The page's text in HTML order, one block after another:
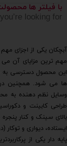
با فیلتر ها
looking for.
آبچکان یکی از اجزای
مهم ترین مزایای آن
این محصول دسترسی به
ها می شود. همچنین در
وسایل نظم دهنده به
طراحی کابینت و
بالای سینک و کنار
ایستاده، دیواری و
پایه دار یکی از